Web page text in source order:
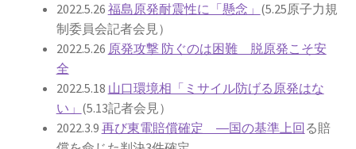
2023.3.12 第12回原発ゼロへのカウントダウンinかわ
さき集会
2023.6.25（日）映画「原発をとめた裁判長 そして
原発をとめる農家たち」上映会を開催
2023.10.8 原発ゼロへのカウントダウンinかわさき
2022.5.26 福島原発耐震性に「懸念」 (5.25原子力規
制委員会記者会見）
2022.5.26 原発攻撃 防ぐのは困難 脱原発こそ安
全
2022.5.18 山口環境相「ミサイル防げる原発はな
い」 (5.13記者会見）
2022.3.9 再び東電賠償確定 ―国の基準上回 る賠